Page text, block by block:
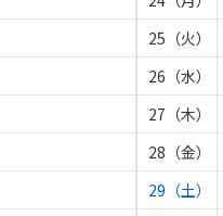
25（火）
26（水）
27（木）
28（金）
29（土）